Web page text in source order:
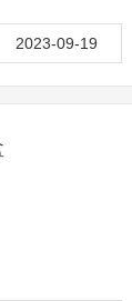
2023-09-19